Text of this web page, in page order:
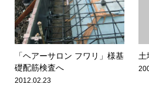
「ヘアーサロン フワリ」様基
礎配筋検査へ
2012.02.23
土